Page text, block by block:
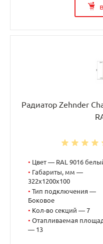
Радиатор Zehnder
• Цвет — RAL 9016
• Габариты, мм —
322x1200x100
• Тип подключения —
Боковое
• Кол-во секций — 7
• Отапливаемая
— 13